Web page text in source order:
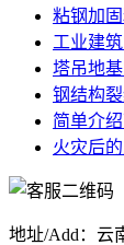
粘钢加
工业建
塔吊地
钢结构
简单介
火灾后
地址/Add：云